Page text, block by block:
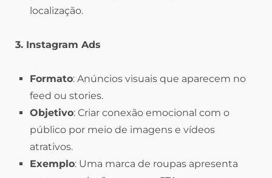
localização.
3. Instagram Ads
Formato: Anúncios visuais que aparecem no
feed ou stories.
Objetivo: Criar conexão emocional com o
público por meio de imagens e vídeos
atrativos.
Exemplo: Uma marca de roupas apresenta